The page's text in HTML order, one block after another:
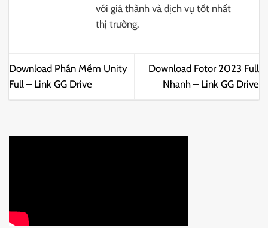
với giá thành và dịch vụ tốt nhất
thị trường.
Download Phần Mềm Unity
Full – Link GG Drive
Download Fotor 2023 Full
Nhanh – Link GG Drive